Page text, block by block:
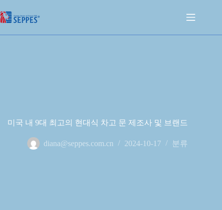
미국 내 9대 최고의 현대식 차고 문 제조사 및 브랜드
diana@seppes.com.cn 2024-10-17 분류